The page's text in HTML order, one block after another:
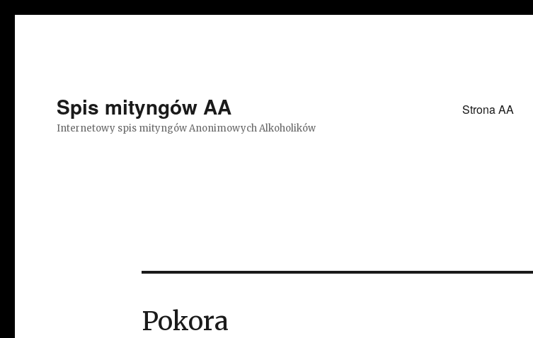
Spis mityngów AA
Internetowy spis mityngów Anonimowych Alkoholików
Strona AA
Pokora